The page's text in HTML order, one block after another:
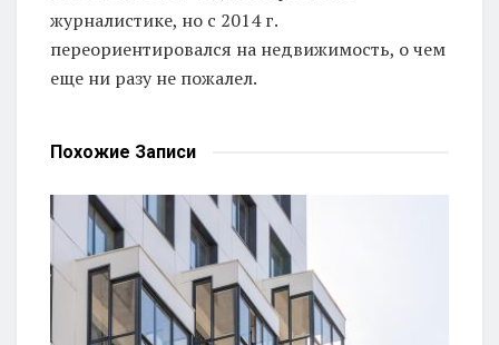
журналистике, но с 2014 г.
переориентировался на недвижимость, о чем
еще ни разу не пожалел.
Похожие Записи